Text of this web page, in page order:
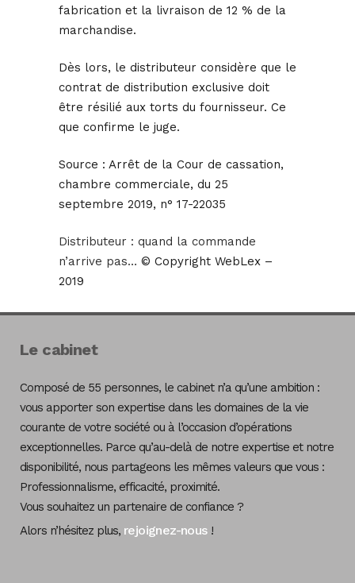
fabrication et la livraison de 12 % de la
marchandise.
Dès lors, le distributeur considère que le
contrat de distribution exclusive doit
être résilié aux torts du fournisseur. Ce
que confirme le juge.
Source : Arrêt de la Cour de cassation,
chambre commerciale, du 25
septembre 2019, n° 17-22035
Distributeur : quand la commande
n’arrive pas… © Copyright WebLex –
2019
Le cabinet
Composé de 55 personnes, le cabinet n’a qu’une ambition :
vous apporter son expertise dans les domaines de la vie
courante de votre société ou à l’occasion d’opérations
exceptionnelles. Parce qu’au-delà de notre expertise et notre
disponibilité, nous partageons les mêmes valeurs que vous :
Professionnalisme, efficacité, proximité.
Vous souhaitez un partenaire de confiance ?
Alors n’hésitez plus, rejoignez-nous!